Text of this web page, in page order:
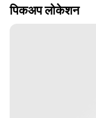
पिकअप लोकेशन